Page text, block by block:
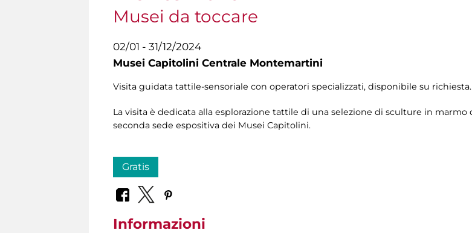
Musei da toccare
02/01 - 31/12/2024
Musei Capitolini Centrale Montemartini
Visita guidata tattile-sensoriale con operatori specializzati, disponibile su richiesta.
La visita è dedicata alla esplorazione tattile di una selezione di sculture in
seconda sede espositiva dei Musei Capitolini.
Gratis
Informazioni